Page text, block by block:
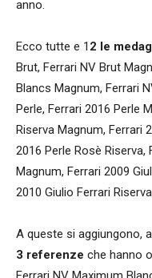
anno.
Ecco tutte e 1 2 le
Brut, Ferrari NV Brut
Blancs Magnum, Ferrari
Perle, Ferrari 2016 Perle
Riserva Magnum, Ferrari
2016 Perle Rosè Riserva,
Magnum, Ferrari 2009
2010 Giulio Ferrari
A queste si aggiungono,
3 referenze che hanno